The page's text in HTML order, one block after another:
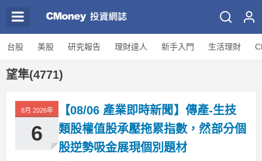
台股 美股 研究報告 理財達人 新手入門 生活理財
望隼(4771)
8月 2026年
6
【08/06 產業即時新聞】傳產-生技
類股權值股承壓拖累指數，然部分個
股逆勢吸金展現個別題材